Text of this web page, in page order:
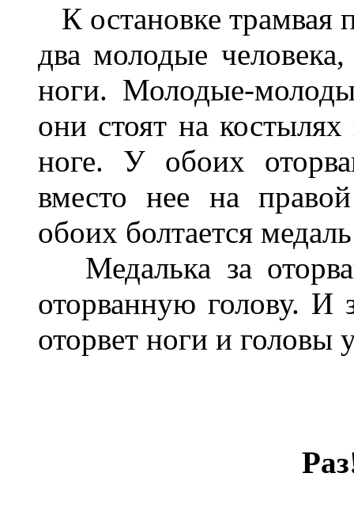
К остановке трамвая
два молодые
ноги. Молодые-
они стоят на
ноге. У обоих
вместо нее на
обоих болтается
Медалька за
оторванную голову. И
оторвет ноги и